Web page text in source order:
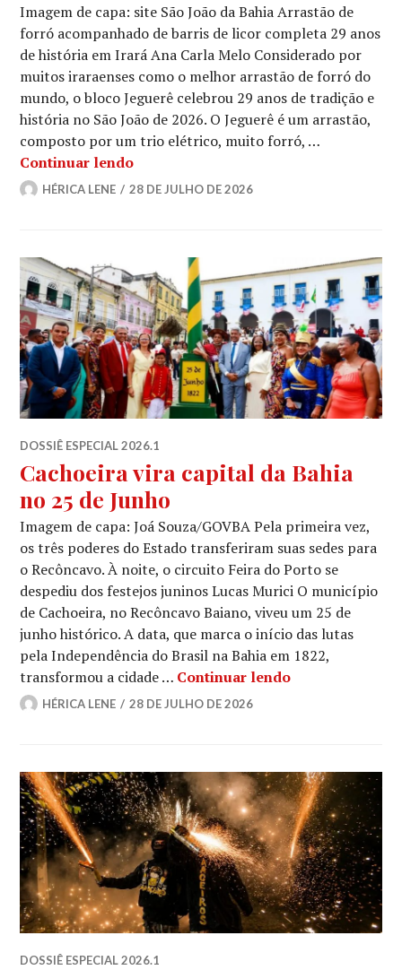
Imagem de capa: site São João da Bahia Arrastão de
forró acompanhado de barris de licor completa 29 anos
de história em Irará Ana Carla Melo Considerado por
muitos iraraenses como o melhor arrastão de forró do
mundo, o bloco Jeguerê celebrou 29 anos de tradição e
história no São João de 2026. O Jeguerê é um arrastão,
composto por um trio elétrico, muito forró, …
Continuar lendoConheça o bloco Jeguerê
HÉRICA LENE 28 DE JULHO DE 2026
DOSSIÊ ESPECIAL 2026.1
Cachoeira vira capital da Bahia
no 25 de Junho
Imagem de capa: Joá Souza/GOVBA Pela primeira vez,
os três poderes do Estado transferiram suas sedes para
o Recôncavo. À noite, o circuito Feira do Porto se
despediu dos festejos juninos Lucas Murici O município
de Cachoeira, no Recôncavo Baiano, viveu um 25 de
junho histórico. A data, que marca o início das lutas
pela Independência do Brasil na Bahia em 1822,
transformou a cidade … Continuar lendoCachoeira vira
HÉRICA LENE 28 DE JULHO DE 2026
DOSSIÊ ESPECIAL 2026.1